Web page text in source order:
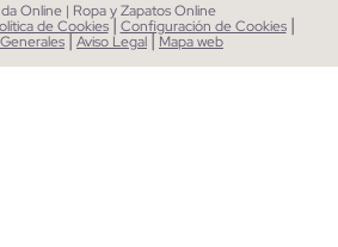
Online | Ropa y Zapatos Online
de Cookies| Configuración de Cookies |
|Aviso Legal| Mapa web